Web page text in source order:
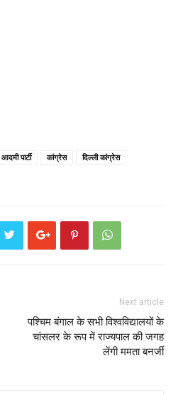
पार्टी कांग्रेस
दिल्ली कांग्रेस
Next article
पश्चिम बंगाल के सभी विश्वविद्यालयों के
चांसलर के रूप में राज्यपाल की जगह
लेंगी ममता बनर्जी